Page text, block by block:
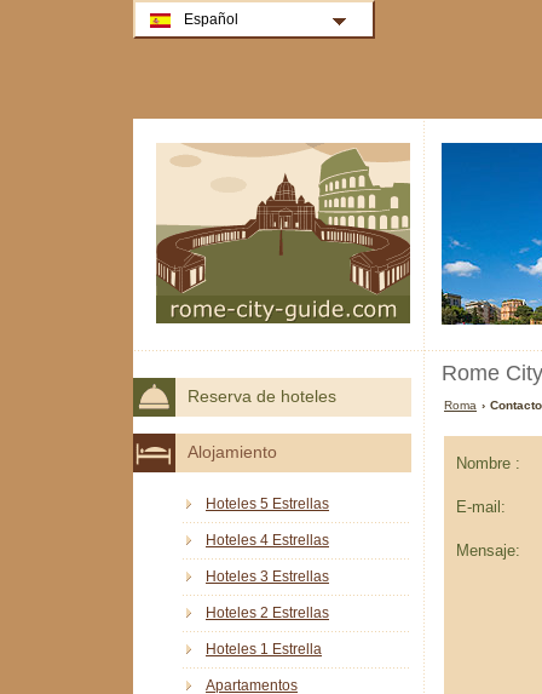
Rome
Roma › Contacto
Nombre :
E-mail:
Mensaje:
Reserva de hoteles
Alojamiento
Hoteles 5 Estrellas
Hoteles 4 Estrellas
Hoteles 3 Estrellas
Hoteles 2 Estrellas
Hoteles 1 Estrella
Apartamentos
Español